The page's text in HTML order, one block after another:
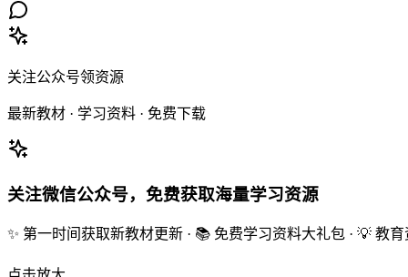
关注公众号领资源
最新教材 · 学习资料 · 免费下载
关注微信公众号，免费获取海量学习资源
✨ 第一时间获取新教材更新 · 📚 免费学习资料大礼包 · 💡 教